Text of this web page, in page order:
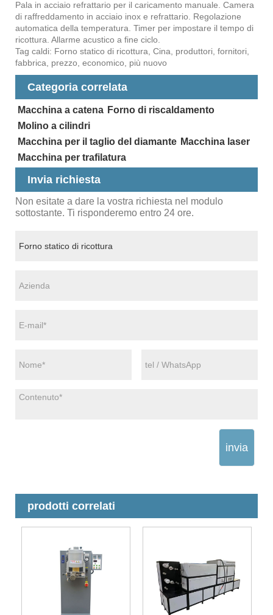
Pala in acciaio refrattario per il caricamento manuale. Camera
di raffreddamento in acciaio inox e refrattario. Regolazione
automatica della temperatura. Timer per impostare il tempo di
ricottura. Allarme acustico a fine ciclo.
Tag caldi: Forno statico di ricottura, Cina, produttori, fornitori,
fabbrica, prezzo, economico, più nuovo
Categoria correlata
Macchina a catena Forno di riscaldamento
Molino a cilindri
Macchina per il taglio del diamante Macchina laser
Macchina per trafilatura
Invia richiesta
Non esitate a dare la vostra richiesta nel modulo
sottostante. Ti risponderemo entro 24 ore.
invia
prodotti correlati